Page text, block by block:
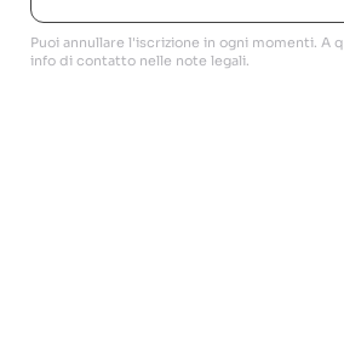
Puoi annullare l'iscrizione in ogni momenti. A
info di contatto nelle note legali.